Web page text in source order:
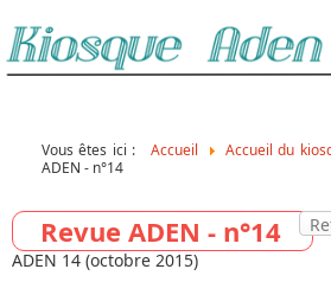
Vous êtes ici : Accueil Accueil du
ADEN - n°14
Revue ADEN - n°14
ADEN 14 (octobre 2015)